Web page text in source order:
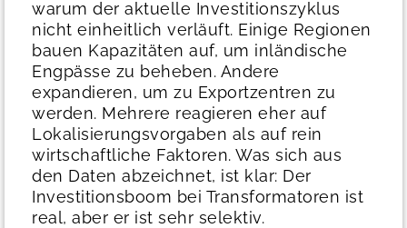
warum der aktuelle Investitionszyklus
nicht einheitlich verläuft. Einige Regionen
bauen Kapazitäten auf, um inländische
Engpässe zu beheben. Andere
expandieren, um zu Exportzentren zu
werden. Mehrere reagieren eher auf
Lokalisierungsvorgaben als auf rein
wirtschaftliche Faktoren. Was sich aus
den Daten abzeichnet, ist klar: Der
Investitionsboom bei Transformatoren ist
real, aber er ist sehr selektiv.